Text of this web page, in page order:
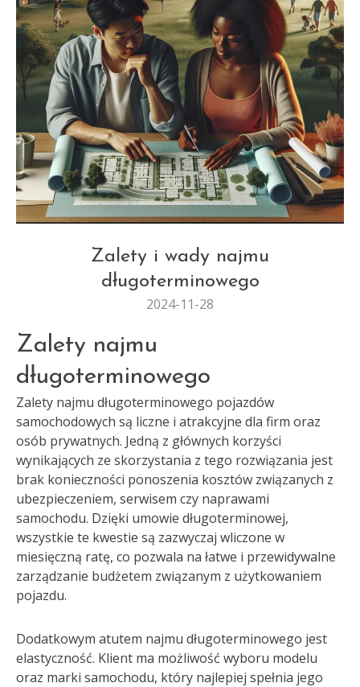
REMONTY I MODERNIZACJE
Zalety i wady najmu
długoterminowego
2024-11-28
Zalety najmu
długoterminowego
Zalety najmu długoterminowego pojazdów
samochodowych są liczne i atrakcyjne dla firm oraz
osób prywatnych. Jedną z głównych korzyści
wynikających ze skorzystania z tego rozwiązania jest
brak konieczności ponoszenia kosztów związanych z
ubezpieczeniem, serwisem czy naprawami
samochodu. Dzięki umowie długoterminowej,
wszystkie te kwestie są zazwyczaj wliczone w
miesięczną ratę, co pozwala na łatwe i przewidywalne
zarządzanie budżetem związanym z użytkowaniem
pojazdu.
Dodatkowym atutem najmu długoterminowego jest
elastyczność. Klient ma możliwość wyboru modelu
oraz marki samochodu, który najlepiej spełnia jego